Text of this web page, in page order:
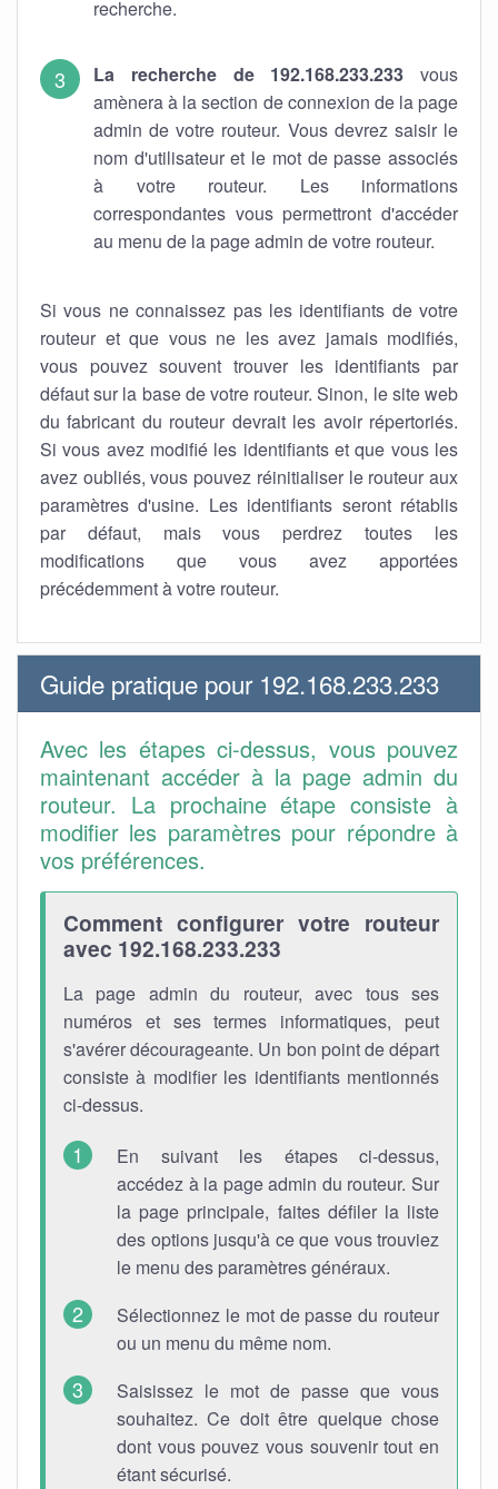
recherche.
La recherche de 192.168.233.233 vous
amènera à la section de connexion de la page
admin de votre routeur. Vous devrez saisir le
nom d'utilisateur et le mot de passe associés
à votre routeur. Les informations
correspondantes vous permettront d'accéder
au menu de la page admin de votre routeur.
Si vous ne connaissez pas les identifiants de votre
routeur et que vous ne les avez jamais modifiés,
vous pouvez souvent trouver les identifiants par
défaut sur la base de votre routeur. Sinon, le site web
du fabricant du routeur devrait les avoir répertoriés.
Si vous avez modifié les identifiants et que vous les
avez oubliés, vous pouvez réinitialiser le routeur aux
paramètres d'usine. Les identifiants seront rétablis
par défaut, mais vous perdrez toutes les
modifications que vous avez apportées
précédemment à votre routeur.
Guide pratique pour 192.168.233.233
Avec les étapes ci-dessus, vous pouvez
maintenant accéder à la page admin du
routeur. La prochaine étape consiste à
modifier les paramètres pour répondre à
vos préférences.
Comment configurer votre routeur
avec 192.168.233.233
La page admin du routeur, avec tous ses
numéros et ses termes informatiques, peut
s'avérer décourageante. Un bon point de départ
consiste à modifier les identifiants mentionnés
ci-dessus.
En suivant les étapes ci-dessus,
accédez à la page admin du routeur. Sur
la page principale, faites défiler la liste
des options jusqu'à ce que vous trouviez
le menu des paramètres généraux.
Sélectionnez le mot de passe du routeur
ou un menu du même nom.
Saisissez le mot de passe que vous
souhaitez. Ce doit être quelque chose
dont vous pouvez vous souvenir tout en
étant sécurisé.